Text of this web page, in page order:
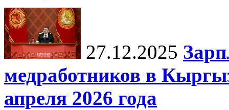
27.12.2025
медработников в
апреля 2026 года